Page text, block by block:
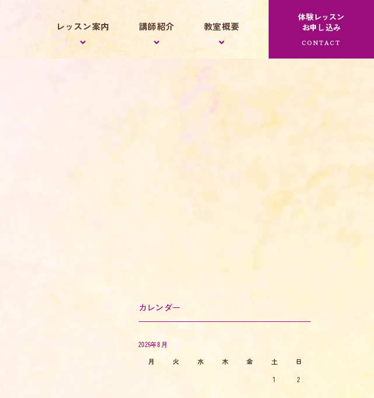
レッスン案内 講師紹介 教室概要
体験レッスン
お申し込み
カレンダー
2026年8月
月
火 水 木 金 土
日
1
2